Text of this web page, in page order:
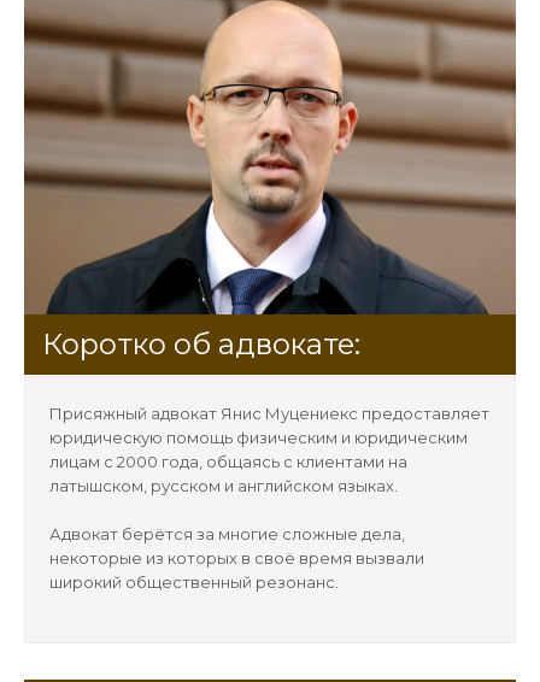
Коротко об адвокате:
Присяжный адвокат Янис Муцениекс предоставляет
юридическую помощь физическим и юридическим
лицам с 2000 года, общаясь с клиентами на
латышском, русском и английском языках.
Адвокат берётся за многие сложные дела,
некоторые из которых в своё время вызвали
широкий общественный резонанс.